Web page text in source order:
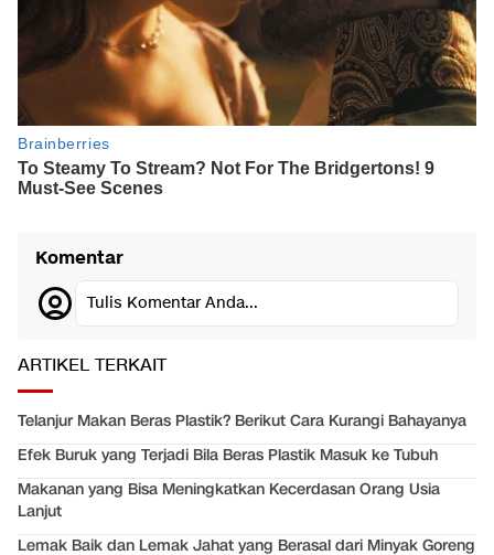
Komentar
Tulis Komentar Anda...
ARTIKEL TERKAIT
Telanjur Makan Beras Plastik? Berikut Cara Kurangi Bahayanya
Efek Buruk yang Terjadi Bila Beras Plastik Masuk ke Tubuh
Makanan yang Bisa Meningkatkan Kecerdasan Orang Usia
Lanjut
Lemak Baik dan Lemak Jahat yang Berasal dari Minyak Goreng